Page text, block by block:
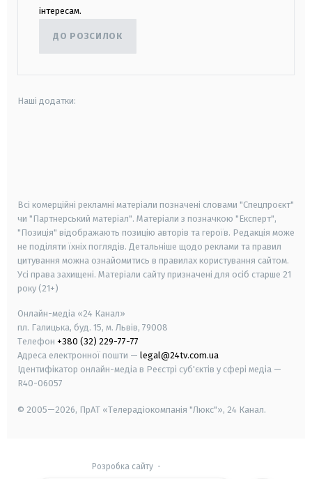
інтересам.
ДО РОЗСИЛОК
Наші додатки:
Всі комерційні рекламні матеріали позначені словами "Спецпроєкт"
чи "Партнерський матеріал". Матеріали з позначкою "Експерт",
"Позиція" відображають позицію авторів та героїв. Редакція може
не поділяти їхніх поглядів. Детальніше щодо реклами та правил
цитування можна ознайомитись в правилах користування сайтом.
Усі права захищені. Матеріали сайту призначені для осіб старше 21
року (21+)
Онлайн-медіа «24 Канал»
пл. Галицька, буд. 15, м. Львів, 79008
Телефон +380 (32) 229-77-77
Адреса електронної пошти — legal@24tv.com.ua
Ідентифікатор онлайн-медіа в Реєстрі суб'єктів у сфері медіа —
R40-06057
© 2005—2026, ПрАТ «Телерадіокомпанія "Люкс"», 24 Канал.
Розробка сайту-